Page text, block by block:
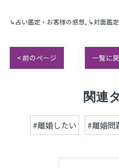
↳占い鑑定・お客様の感想 ↳対面鑑定
< 前のページ 一覧に
関連
#離婚したい #離婚問